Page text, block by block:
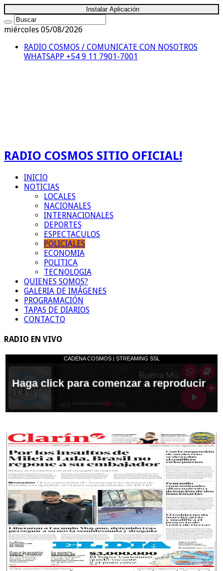
Instalar Aplicación
miércoles 05/08/2026
RADIO COSMOS / COMUNICATE CON NOSOTROS
WHATSAPP +54 9 11 7901-7001
RADIO COSMOS SITIO OFICIAL!
INICIO
NOTICIAS
LOCALES
NACIONALES
INTERNACIONALES
DEPORTES
ESPECTACULOS
POLICIALES
ECONOMIA
POLITICA
TECNOLOGIA
QUIENES SOMOS?
GALERIA DE IMÁGENES
PROGRAMACIÓN
TAPAS DE DIARIOS
CONTACTO
RADIO EN VIVO